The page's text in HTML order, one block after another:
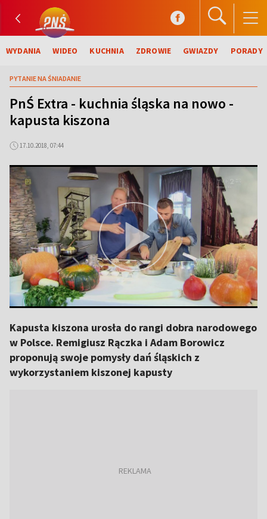
WYDANIA WIDEO KUCHNIA ZDROWIE GWIAZDY PORADY
PYTANIE NA ŚNIADANIE
PnŚ Extra - kuchnia śląska na nowo -
kapusta kiszona
17.10.2018, 07:44
Kapusta kiszona urosła do rangi dobra narodowego
w Polsce. Remigiusz Rączka i Adam Borowicz
proponują swoje pomysły dań śląskich z
wykorzystaniem kiszonej kapusty